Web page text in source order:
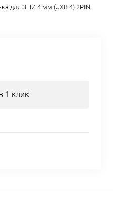
для ЗНИ 4 мм (JXB 4) 2PIN
1 клик